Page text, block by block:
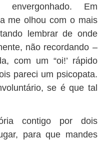
envergonhado. Em
me olhou com o mais
lembrar de onde
não recordando –
com um “oi!’ rápido
pareci um psicopata.
se é que tal
contigo por dois
para que mandes